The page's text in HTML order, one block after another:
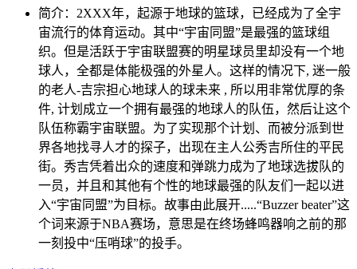
简介： 2XXX年，起源于地球的篮球，已经成为了全宇
宙流行的体育运动。其中“宇宙同盟”是最强的篮球组
织。但是活跃于宇宙联盟赛的明星球员里却没有一个地
球人，全都是体能极强的外星人。这样的情况下, 迷一般
的老人-吉宗担心地球人的球未来 , 所以用非常优厚的条
件, 计划成立一个拥有最强的地球人的队伍，然后让这个
队伍称霸宇宙联盟。为了实现那个计划、而被分派到世
界各地找寻人才的探子，出现在主人公秀吉所住的平民
街。秀吉凭着出众的速度和弹跳力成为了地球选拔队的
一员，并且和其他有个性的地球最强的队友们一起以进
入“宇宙同盟”为目标。故事由此展开.....“Buzzer beater”这
个词来源于NBA赛场，意思是在终场蜂鸣器响之前的那
一刻投中“压哨球”的投手。